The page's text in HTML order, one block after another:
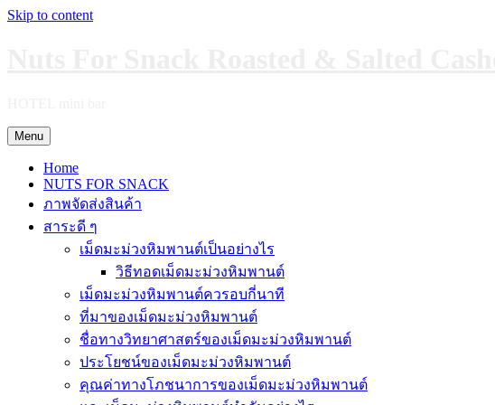
Skip to content
Menu
Home
NUTS FOR SNACK
ภาพจัดส่งสินค้า
สาระดี ๆ
เม็ดมะม่วงหิมพานต์เป็นอย่างไร
วิธีทอดเม็ดมะม่วงหิมพานต์
เม็ดมะม่วงหิมพานต์ควรอบกี่นาที
ที่มาของเม็ดมะม่วงหิมพานต์
ชื่อทางวิทยาศาสตร์ของเม็ดมะม่วงหิมพานต์
ประโยชน์ของเม็ดมะม่วงหิมพานต์
คุณค่าทางโภชนาการของเม็ดมะม่วงหิมพานต์